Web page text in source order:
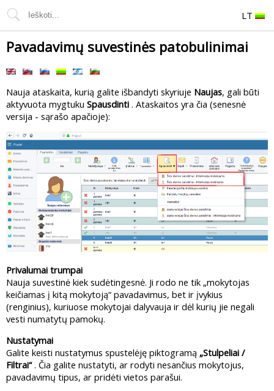
LT
Pavadavimų suvestinės patobulinimai
Nauja ataskaita, kurią galite išbandyti skyriuje Naujas, gali būti
aktyvuota mygtuku Spausdinti . Ataskaitos yra čia (senesnė
versija - sąrašo apačioje):
Privalumai trumpai
Nauja suvestinė kiek sudėtingesnė. Ji rodo ne tik „mokytojas
keičiamas į kitą mokytoją“ pavadavimus, bet ir įvykius
(renginius), kuriuose mokytojai dalyvauja ir dėl kurių jie negali
vesti numatytų pamokų.
Nustatymai
Galite keisti nustatymus spustelėję piktogramą „Stulpeliai /
Filtrai“. Čia galite nustatyti, ar rodyti nesančius mokytojus,
pavadavimų tipus, ar pridėti vietos parašui.